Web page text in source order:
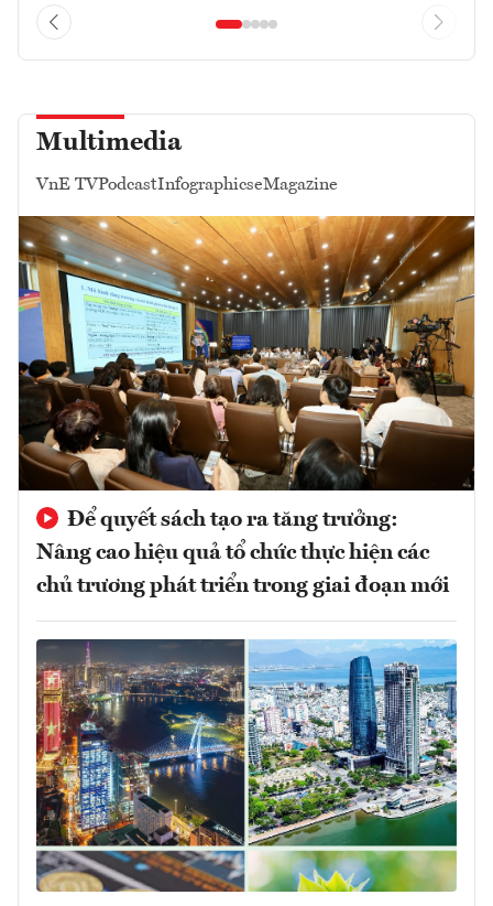
Multimedia
VnE TVPodcastInfographicseMagazine
Để quyết sách tạo ra tăng trưởng:
Nâng cao hiệu quả tổ chức thực hiện các
chủ trương phát triển trong giai đoạn mới